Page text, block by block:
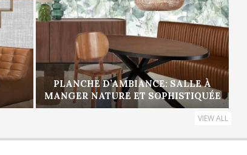
PLANCHE D’AMBIANCE: SALLE À
MANGER NATURE ET SOPHISTIQUÉE
VIEW ALL